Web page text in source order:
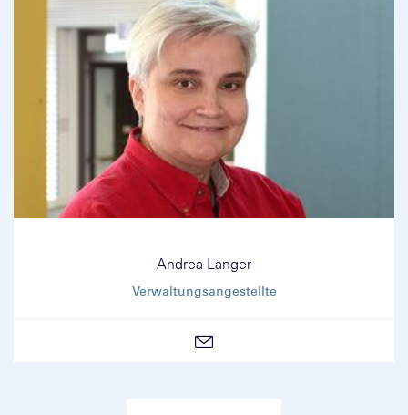
Andrea Langer
Verwaltungsangestellte